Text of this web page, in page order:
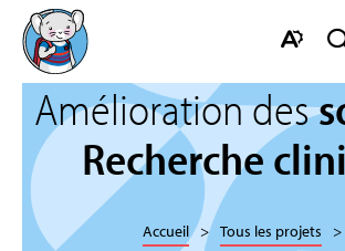
la
barre
Amélioration des
Recherche
Accueil
Tous les projets